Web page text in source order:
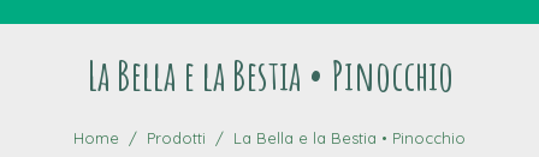
La Bella e la Bestia • Pinocchio
Home Prodotti La Bella e la Bestia • Pinocchio